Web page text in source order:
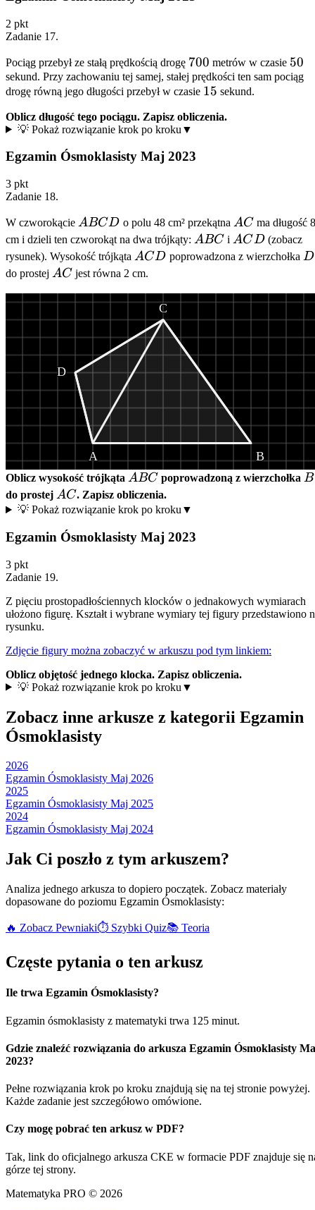
2 pkt
Zadanie 17.
Pociąg przebył ze stałą prędkością drogę 700
700 metrów w czasie 50
50
sekund. Przy zachowaniu tej samej, stałej prędkości ten sam pociąg
drogę równą jego długości przebył w czasie 15
15 sekund.
Oblicz długość tego pociągu. Zapisz obliczenia.
💡 Pokaż rozwiązanie krok po kroku ▼
Egzamin Ósmoklasisty Maj 2023
3 pkt
Zadanie 18.
W czworokącie ABCD
ABCD o polu 48 cm² przekątna AC
AC ma długość
cm i dzieli ten czworokąt na dwa trójkąty: ABC
ABC i ACD
ACD (zobacz
rysunek). Wysokość trójkąta ACD
ACD poprowadzona z wierzchołka D
D
do prostej AC
AC jest równa 2 cm.
A B
C
D
Oblicz wysokość trójkąta ABC
ABC poprowadzoną z wierzchołka B
B
do prostej AC
AC. Zapisz obliczenia.
💡 Pokaż rozwiązanie krok po kroku ▼
Egzamin Ósmoklasisty Maj 2023
3 pkt
Zadanie 19.
Z pięciu prostopadłościennych klocków o jednakowych wymiarach
ułożono figurę. Kształt i wybrane wymiary tej figury przedstawiono
rysunku.
Zdjęcie figury można zobaczyć w arkuszu pod tym linkiem:
Oblicz objętość jednego klocka. Zapisz obliczenia.
💡 Pokaż rozwiązanie krok po kroku ▼
Zobacz inne arkusze z kategorii Egzamin
Ósmoklasisty
2026
Egzamin Ósmoklasisty Maj 2026
2025
Egzamin Ósmoklasisty Maj 2025
2024
Egzamin Ósmoklasisty Maj 2024
Jak Ci poszło z tym arkuszem?
Analiza jednego arkusza to dopiero początek. Zobacz materiały
dopasowane do poziomu Egzamin Ósmoklasisty:
🔥 Zobacz Pewniaki⏱️ Szybki Quiz📚 Teoria
Częste pytania o ten arkusz
Ile trwa Egzamin Ósmoklasisty?
Egzamin ósmoklasisty z matematyki trwa 125 minut.
Gdzie znaleźć rozwiązania do arkusza Egzamin Ósmoklasisty
2023?
Pełne rozwiązania krok po kroku znajdują się na tej stronie powyżej.
Każde zadanie jest szczegółowo omówione.
Czy mogę pobrać ten arkusz w PDF?
Tak, link do oficjalnego arkusza CKE w formacie PDF znajduje się
górze tej strony.
Matematyka PRO © 2026